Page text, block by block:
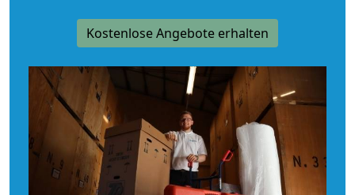
Kostenlose Angebote erhalten